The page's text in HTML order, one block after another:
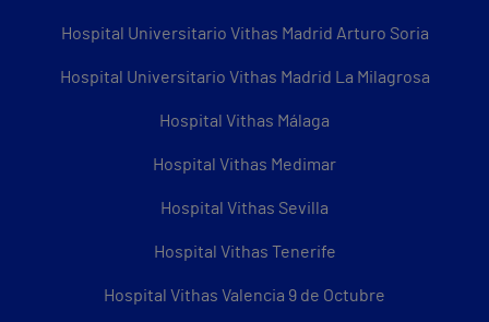
Hospital Universitario Vithas Madrid Arturo Soria
Hospital Universitario Vithas Madrid La Milagrosa
Hospital Vithas Málaga
Hospital Vithas Medimar
Hospital Vithas Sevilla
Hospital Vithas Tenerife
Hospital Vithas Valencia 9 de Octubre